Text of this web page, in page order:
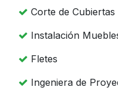
Corte de Cubiertas
Instalación
Fletes
Ingeniera de